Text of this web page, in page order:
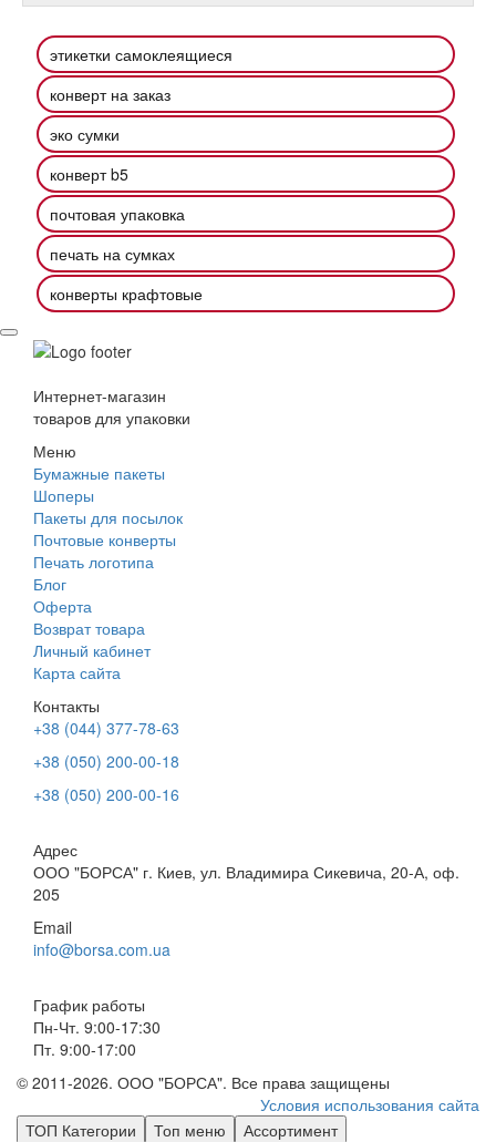
этикетки самоклеящиеся
конверт на заказ
эко сумки
конверт b5
почтовая упаковка
печать на сумках
конверты крафтовые
Интернет-магазин
товаров для упаковки
Меню
Бумажные пакеты
Шоперы
Пакеты для посылок
Почтовые конверты
Печать логотипа
Блог
Оферта
Возврат товара
Личный кабинет
Карта сайта
Контакты
+38 (044) 377-78-63
+38 (050) 200-00-18
+38 (050) 200-00-16
Адрес
ООО "БОРСА" г. Киев, ул. Владимира Сикевича, 20-А, оф.
205
Email
info@borsa.com.ua
График работы
Пн-Чт. 9:00-17:30
Пт. 9:00-17:00
© 2011-2026. ООО "БОРСА". Все права защищены
Условия использования сайта
ТОП Категории
Топ меню
Ассортимент